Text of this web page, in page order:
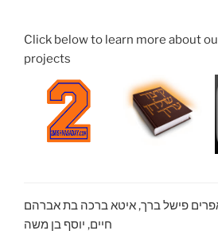
Click below to learn more about
projects
פישל ברך, איטא ברכה בת אברהם
חיים, יוסף בן משה